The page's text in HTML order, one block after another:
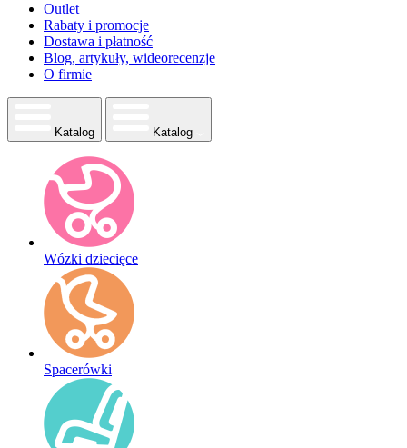
Outlet
Rabaty i promocje
Dostawa i płatność
Blog, artykuły, wideorecenzje
O firmie
Katalog Katalog
Wózki dziecięce
Spacerówki